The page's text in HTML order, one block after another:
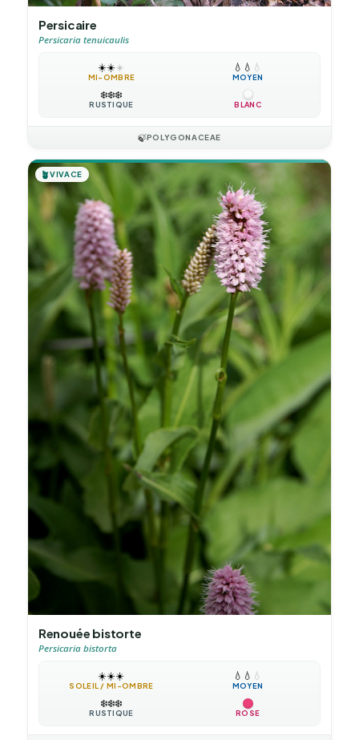
Persicaire
Persicaria tenuicaulis
☀️☀️☀️
MI-OMBRE
💧 💧 💧
MOYEN
❄️❄️❄️
RUSTIQUE BLANC
🍃POLYGONACEAE
🪴VIVACE
Renouée bistorte
Persicaria bistorta
☀️☀️☀️
SOLEIL / MI-OMBRE
💧 💧 💧
MOYEN
❄️❄️❄️
RUSTIQUE ROSE